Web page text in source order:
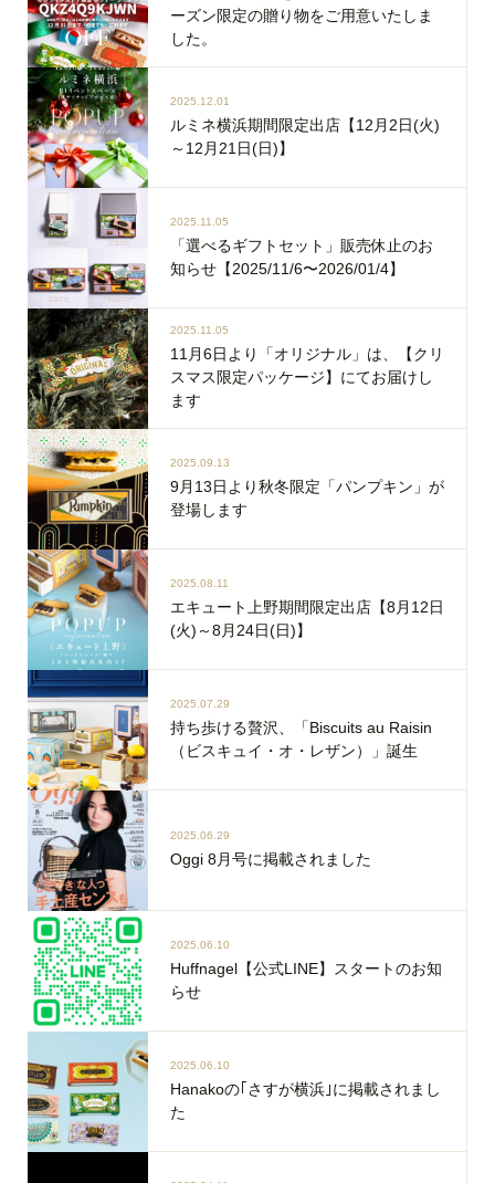
ーズン限定の贈り物をご用意いたしま
した。
2025.12.01
ルミネ横浜期間限定出店【12月2日(火)
～12月21日(日)】
2025.11.05
「選べるギフトセット」販売休止のお
知らせ【2025/11/6〜2026/01/4】
2025.11.05
11月6日より「オリジナル」は、【クリ
スマス限定パッケージ】にてお届けし
ます
2025.09.13
9月13日より秋冬限定「パンプキン」が
登場します
2025.08.11
エキュート上野期間限定出店【8月12日
(火)～8月24日(日)】
2025.07.29
持ち歩ける贅沢、「Biscuits au Raisin
（ビスキュイ・オ・レザン）」誕生
2025.06.29
Oggi 8月号に掲載されました
2025.06.10
Huffnagel【公式LINE】スタートのお知
らせ
2025.06.10
Hanakoの｢さすが横浜｣に掲載されまし
た